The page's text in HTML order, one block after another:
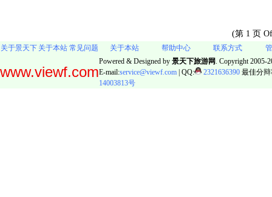
(第 1 页
关于景天下 关于本站 常见问题 关于本站 帮助中心 联系方式
www.viewf.com
Powered & Designed by 景天下旅游网 . Copyright 2005-
E-mail:service@viewf.com | QQ: 2321636390 最佳分
14003813号